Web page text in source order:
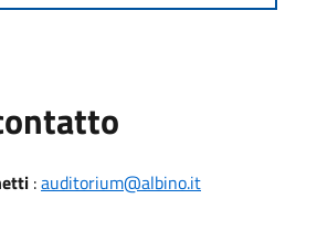
:auditorium@albino.it